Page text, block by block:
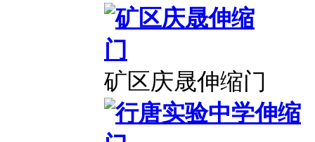
矿区庆晟伸缩门